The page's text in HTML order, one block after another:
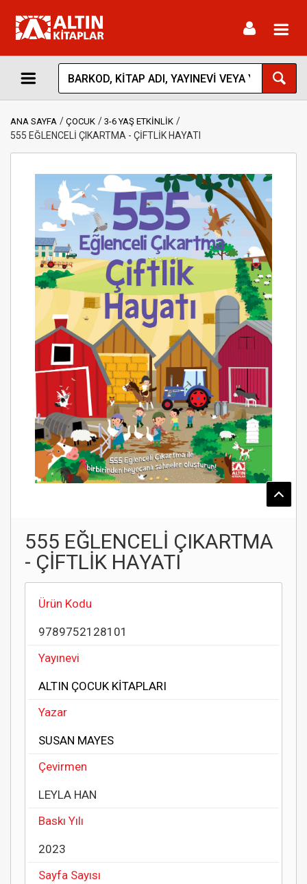
ANA SAYFA ÇOCUK 3-6 YAŞ ETKİNLİK
555 EĞLENCELİ ÇIKARTMA - ÇİFTLİK HAYATI
555 EĞLENCELİ ÇIKARTMA
- ÇİFTLİK HAYATI
Ürün Kodu
9789752128101
Yayınevi
ALTIN ÇOCUK KİTAPLARI
Yazar
SUSAN MAYES
Çevirmen
LEYLA HAN
Baskı Yılı
2023
Sayfa Sayısı